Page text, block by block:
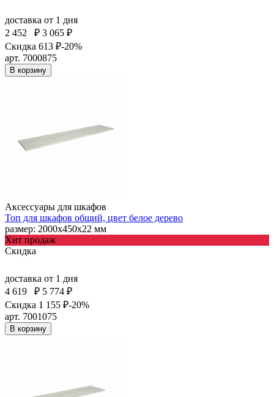
доставка от 1 дня
2 452
₽ 3 065 ₽
Скидка 613 ₽-20%
арт. 7000875
В корзину
Аксессуары для шкафов
Топ для шкафов общий, цвет белое дерево
размер: 2000х450х22 мм
Хит продаж
Скидка
доставка от 1 дня
4 619
₽ 5 774 ₽
Скидка 1 155 ₽-20%
арт. 7001075
В корзину